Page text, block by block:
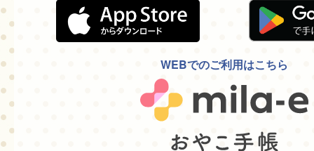
WEBでのご利用はこちら